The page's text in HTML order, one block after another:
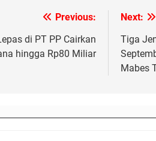
Previous:
di PT PP Cairkan
hingga Rp80 Miliar
Next:
Tiga
Mabes